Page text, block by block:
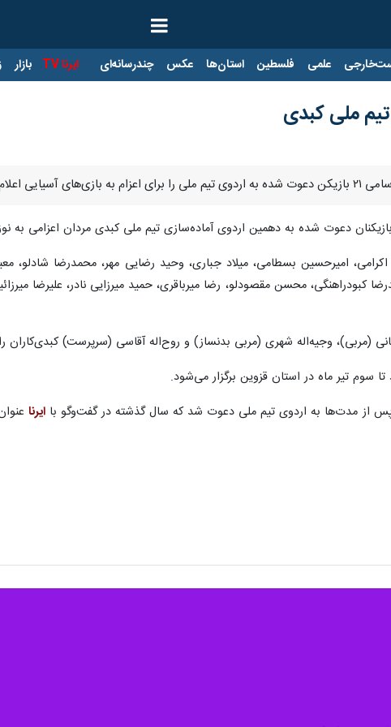
علمی فلسطین استان‌ها عکس چندرسانه‌ای ایرنا TV بازار
ملی کبدی